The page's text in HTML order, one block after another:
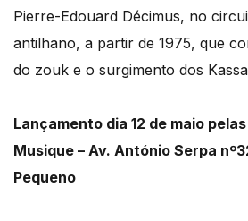
Pierre-Edouard Décimus, no
antilhano, a partir de 1975, que
do zouk e o surgimento dos
Lançamento dia 12 de maio
Musique – Av. António Serpa
Pequeno